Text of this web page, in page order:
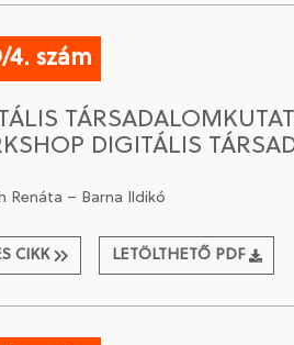
4. szám
DIGITÁLIS
Renáta – Barna Ildikó
CIKK LETÖLTHETŐ PDF